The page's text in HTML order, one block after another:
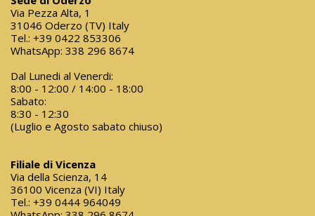
Via Pezza Alta, 1
31046 Oderzo (TV) Italy
Tel.: +39 0422 853306
WhatsApp: 338 296 8674
Dal Lunedi al Venerdi:
8:00 - 12:00 / 14:00 - 18:00
Sabato:
8:30 - 12:30
(Luglio e Agosto sabato chiuso)
Filiale di Vicenza
Via della Scienza, 14
36100 Vicenza (VI) Italy
Tel.: +39 0444 964049